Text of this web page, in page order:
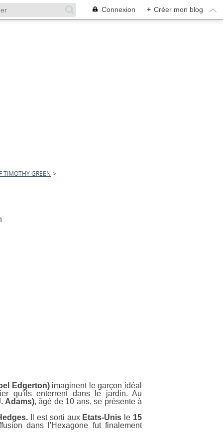
Connexion + Créer mon blog
TIMOTHY GREEN >
Edgerton)imaginent le garçon idéal
qu'ils enterrent dans le jardin. Au
Adams), âgé de 10 ans, se présente à
Il est sorti aux Etats-Unis le 15
dans l'Hexagone fut finalement